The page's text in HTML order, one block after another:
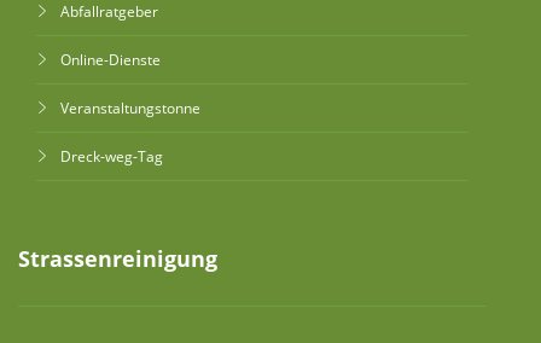
Abfallratgeber
Online-Dienste
Veranstaltungstonne
Dreck-weg-Tag
Strassenreinigung